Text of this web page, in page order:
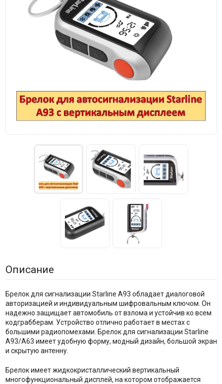
Описание
Брелок для сигнализации Starline A93 обладает диалоговой
авторизацией и индивидуальным шифровальным ключом. Он
надежно защищает автомобиль от взлома и устойчив ко всем
кодграбберам. Устройство отлично работает в местах с
большими радиопомехами. Брелок для сигнализации Starline
A93/A63 имеет удобную форму, модный дизайн, большой экран
и скрытую антенну.
Брелок имеет жидкокристаллический вертикальный
многофункциональный дисплей, на котором отображается